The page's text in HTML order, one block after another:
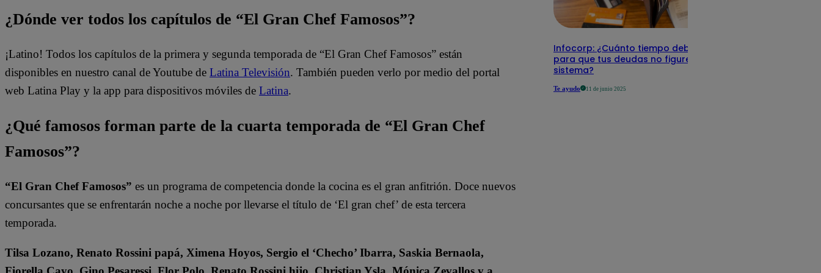
¿Dónde ver todos los capítulos de “El Gran Chef Famosos”?
¡Latino! Todos los capítulos de la primera y segunda temporada de “El Gran Chef Famosos” están
disponibles en nuestro canal de Youtube de Latina Televisión. También pueden verlo por medio del portal
web Latina Play y la app para dispositivos móviles de Latina.
¿Qué famosos forman parte de la cuarta temporada de “El Gran Chef
Famosos”?
“El Gran Chef Famosos” es un programa de competencia donde la cocina es el gran anfitrión. Doce nuevos
concursantes que se enfrentarán noche a noche por llevarse el título de ‘El gran chef’ de esta tercera
temporada.
Tilsa Lozano, Renato Rossini papá, Ximena Hoyos, Sergio el ‘Checho’ Ibarra, Saskia Bernaola,
Infocorp: ¿Cuánto tiempo debe pasar
para que tus deudas no figuren en su
sistema?
Te ayudo 11 de junio 2025